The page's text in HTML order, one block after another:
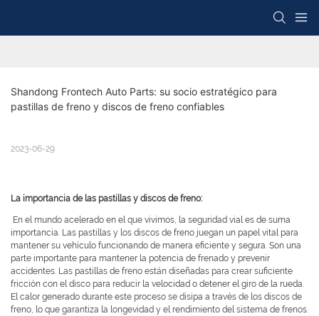
Shandong Frontech Auto Parts: su socio estratégico para
pastillas de freno y discos de freno confiables
2023-06-29
La importancia de las pastillas y discos de freno:
En el mundo acelerado en el que vivimos, la seguridad vial es de suma
importancia. Las pastillas y los discos de freno juegan un papel vital para
mantener su vehículo funcionando de manera eficiente y segura. Son una
parte importante para mantener la potencia de frenado y prevenir
accidentes. Las pastillas de freno están diseñadas para crear suficiente
fricción con el disco para reducir la velocidad o detener el giro de la rueda.
El calor generado durante este proceso se disipa a través de los discos de
freno, lo que garantiza la longevidad y el rendimiento del sistema de frenos.